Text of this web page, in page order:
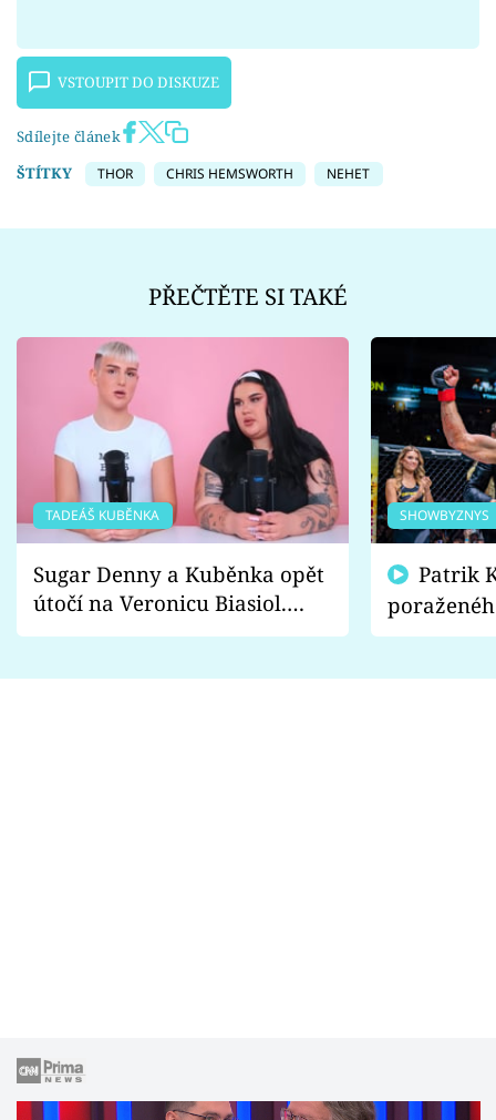
VSTOUPIT DO DISKUZE
Sdílejte článek
ŠTÍTKY
THOR CHRIS HEMSWORTH NEHET
PŘEČTĚTE SI TAKÉ
TADEÁŠ KUBĚNKA
Sugar Denny a Kuběnka opět
útočí na Veronicu Biasiol.
Proč je podle nich falešná a
SHOWBYZNYS
fanoušci